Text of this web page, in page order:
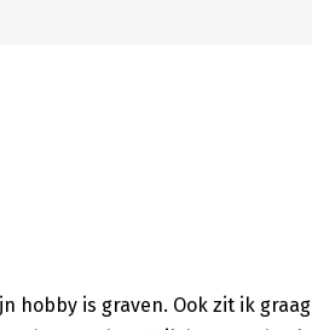
hobby is graven. Ook zit ik graag